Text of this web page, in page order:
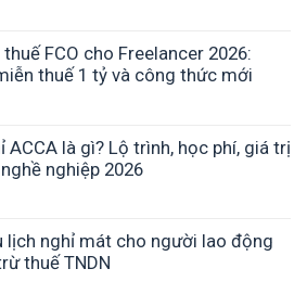
FCO cho Freelancer 2026:
thuế 1 tỷ và công thức mới
ACCA là gì? Lộ trình, học phí, giá trị
nghiệp 2026
lịch nghỉ mát cho người lao động
thuế TNDN